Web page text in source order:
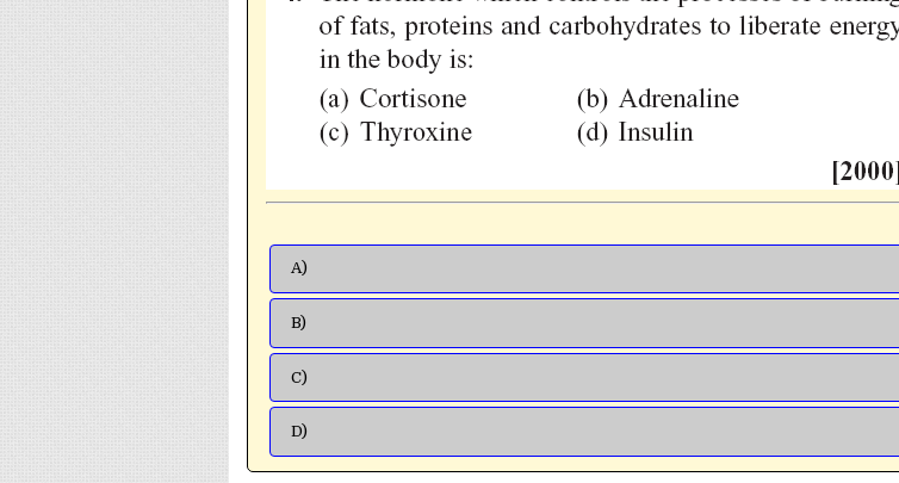
A)
B)
C)
D)